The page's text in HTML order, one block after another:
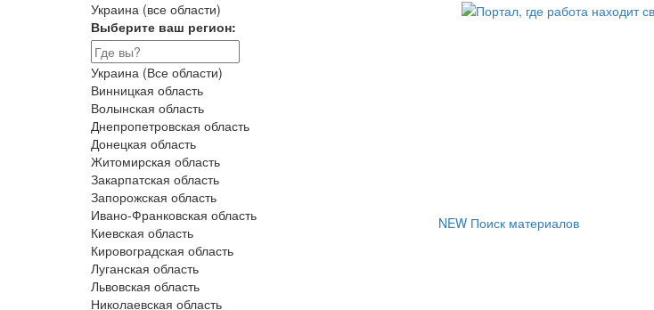
Украина (все области)
Выберите ваш регион:
Украина (Все области)
Винницкая область
Волынская область
Днепропетровская область
Донецкая область
Житомирская область
Закарпатская область
Запорожская область
Ивано-Франковская область
Киевская область
Кировоградская область
Луганская область
Львовская область
Николаевская область
NEW Поиск материалов